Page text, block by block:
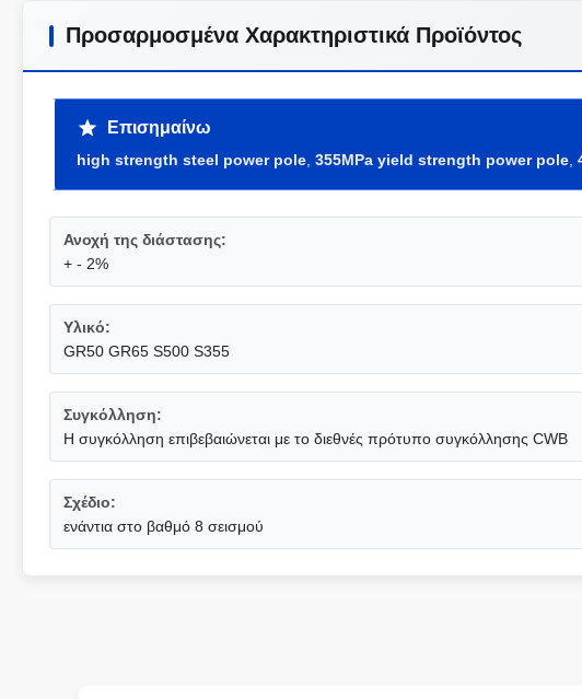
Προσαρμοσμένα Χαρακτηριστικά Προϊόντος
Επισημαίνω
high strength steel power pole 355MPa yield strength power pole
Ανοχή της διάστασης:
+ - 2%
Υλικό:
GR50 GR65 S500 S355
Συγκόλληση:
Η συγκόλληση επιβεβαιώνεται με το διεθνές πρότυπο συγκόλλησης CWB
Σχέδιο:
ενάντια στο βαθμό 8 σεισμού